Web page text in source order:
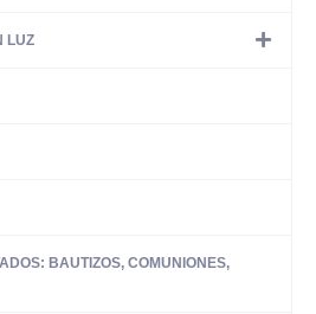
LUZ
BAUTIZOS, COMUNIONES,